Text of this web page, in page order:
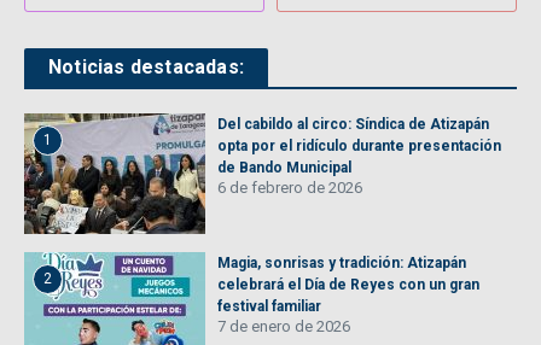
Noticias destacadas:
1
Del cabildo al circo: Síndica de Atizapán
opta por el ridículo durante presentación
de Bando Municipal
6 de febrero de 2026
2
Magia, sonrisas y tradición: Atizapán
celebrará el Día de Reyes con un gran
festival familiar
7 de enero de 2026